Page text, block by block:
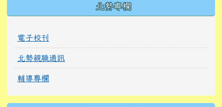
北勢專欄
電子校刊
北勢親職通訊
輔導專欄